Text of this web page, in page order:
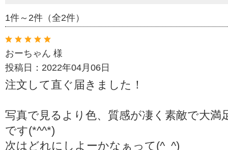
1件～2件（全2件）
おーちゃん 様
投稿日：2022年04月06日
注文して直ぐ届きました！
写真で見るより色、質感が凄く素敵で大満
です(*^^*)
次はどれにしよーかなぁって(^_^)